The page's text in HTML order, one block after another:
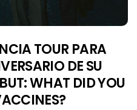
TOUR PARA
DE SU
WHAT DID YOU